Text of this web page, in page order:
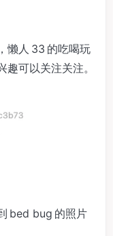
懒人 33 的吃喝玩
可以关注关注。
bed bug 的照片